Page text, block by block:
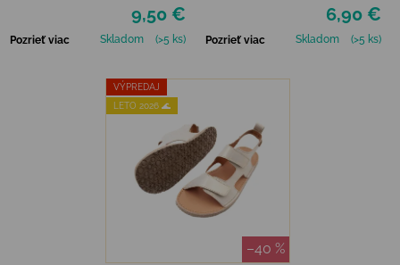
9,50 €
Pozrieť viac Skladom (>5 ks)
6,90 €
Pozrieť viac Skladom (>5 ks)
VÝPREDAJ
LETO 2026 🌊
–40 %